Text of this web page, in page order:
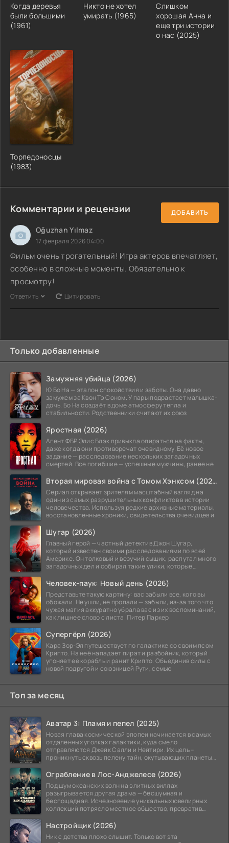
Когда деревья
были большими
(1961)
Никто не хотел
умирать (1965)
Слишком
хорошая Анна и
еще три истории
о нас (2025)
Торпедоносцы
(1983)
Комментарии и рецензии ДОБАВИТЬ
Oğuzhan Yılmaz
17 февраля 2026 04:00
Фильм очень трогательный! Игра актеров впечатляет,
особенно в сложные моменты. Обязательно к
просмотру!
Ответить Цитировать
Только добавленные
Замужняя убийца (2026)
Ю Бо На — эталон спокойствия и заботы. Она давно
замужем за Квон Тэ Соном. У пары подрастает малышка-
дочь. Бо На создаёт в доме атмосферу тепла и
стабильности. Родственники считают их союз
Яростная (2026)
Агент ФБР Элис Блэк привыкла опираться на факты,
даже когда они противоречат очевидному. Её новое
задание — расследование нескольких загадочных
смертей. Все погибшие — успешные мужчины, ранее не
Вторая мировая война с Томом Хэнксом (2026)
Сериал открывает зрителям масштабный взгляд на
один из самых разрушительных конфликтов в истории
человечества. Используя редкие архивные материалы,
восстановленные хроники, свидетельства очевидцев и
Шугар (2026)
Главный герой — частный детектив Джон Шугар,
который известен своими расследованиями по всей
Америке. Он толковый и везучий сыщик, распутал много
загадочных дел и собирал такие улики, которые
Человек-паук: Новый день (2026)
Представьте такую картину: вас забыли все, кого вы
обожали. Не ушли, не пропали — забыли, из-за того что
чужая магия аккуратно убрала вас из их воспоминаний,
как лишнее слово с листа. Питер Паркер
Супергёрл (2026)
Кара Зор-Эл путешествует по галактике со своим псом
Крипто. На неё нападает пират и разбойник, который
угоняет её корабль и ранит Крипто. Объединив силы с
новой подругой и союзницей Рути, семью
Топ за месяц
Аватар 3: Пламя и пепел (2025)
Новая глава космической эпопеи начинается в самых
отдаленных уголках галактики, куда смело
отправляются Джейк Салли и Нейтири. Их цель –
проникнуть сквозь пелену тайн, окутывающих планеты
Ограбление в Лос-Анджелесе (2026)
Под шум океанских волн на элитных виллах
разыгрывается другая драма — бесшумная и
беспощадная. Исчезновение уникальных ювелирных
коллекций потрясло местное общество, превратив
Настройщик (2026)
Ник с детства плохо слышит. Только вот эта